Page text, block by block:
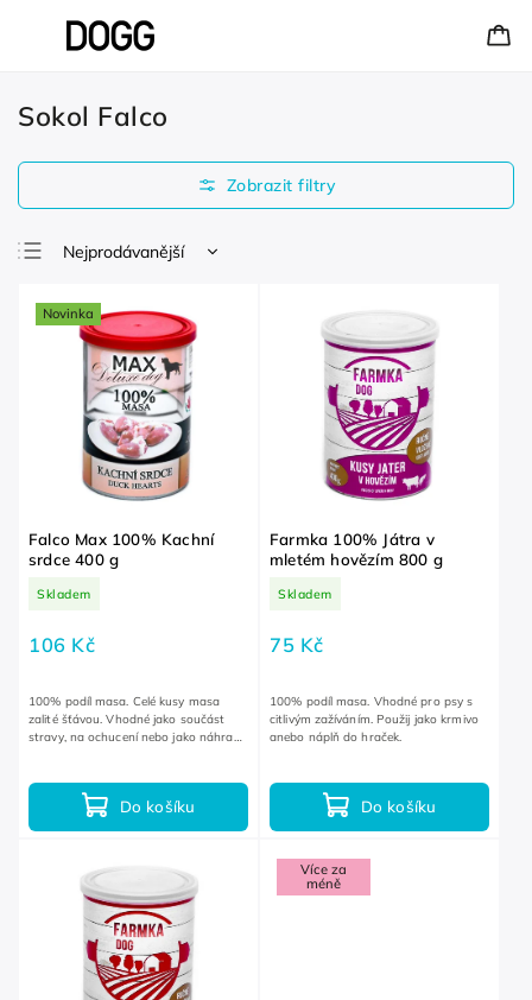
Sokol Falco
Nejprodávanější
Nejdražší
Abecedně
Novinka
Falco Max 100% Kachní
srdce 400 g
Skladem
106 Kč
Do košíku
100% podíl masa. Celé kusy masa
zalité šťávou. Vhodné jako součást
stravy, na ochucení nebo jako náhrada
Farmka 100% Játra v
mletém hovězím 800 g
Skladem
75 Kč
Do košíku
100% podíl masa. Vhodné pro psy s
citlivým zažíváním. Použij jako krmivo
anebo náplň do hraček.
Více za
méně